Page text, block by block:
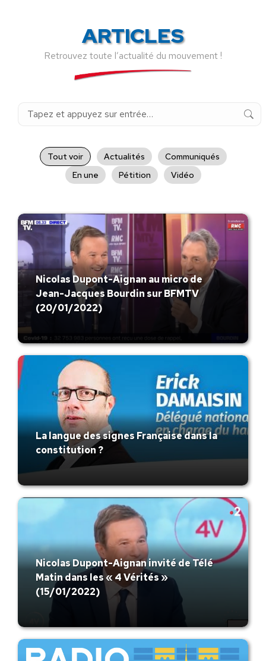
ARTICLES
Retrouvez toute l’actualité du mouvement !
Recherche
Tout voir Actualités
Communiqués
En une
Pétition Vidéo
Nicolas Dupont-Aignan au micro de
Jean-Jacques Bourdin sur BFMTV
(20/01/2022)
La langue des signes Française dans la
constitution ?
Nicolas Dupont-Aignan invité de Télé
Matin dans les « 4 Vérités »
(15/01/2022)